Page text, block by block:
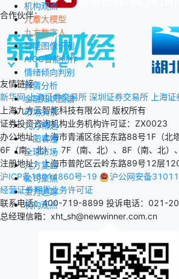
机构观点
九章大模型
九方数字人
智能图像识别
AIGC智能创作
情绪倾向判别
舆情分析
金融知识图谱
市场头条
九方精选
一图看懂
全球市场
九方复盘
公司聚焦
主力追踪
机构观点
合作伙伴：
友情链接：
新华网 上海证券交易所 深圳证券交易所 上海证
上海九方云智能科技有限公司 版权所有
证券投资咨询机构业务机构许可证：ZX0023
办公地址：上海市青浦区徐民东路88号1F（北
6F（南、北）、7F（南、北）、8F（南、北
注册地址：上海市普陀区云岭东路89号12层
沪ICP备18014860号-19
沪公网安备
经营证券期货业务许可证
联系电话：400-719-8899 投诉电话：021-
总经理信箱：xht_sh@newwinner.com.cn